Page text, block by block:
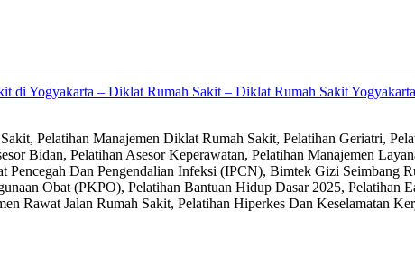
di Yogyakarta – Diklat Rumah Sakit – Diklat Rumah Sakit
Pelatihan Manajemen Diklat Rumah Sakit, Pelatihan Geriatri,
Bidan, Pelatihan Asesor Keperawatan, Pelatihan Manajemen
Dan Pengendalian Infeksi (IPCN), Bimtek Gizi Seimbang
Obat (PKPO), Pelatihan Bantuan Hidup Dasar 2025, Pelatihan
Rawat Jalan Rumah Sakit, Pelatihan Hiperkes Dan Keselamatan